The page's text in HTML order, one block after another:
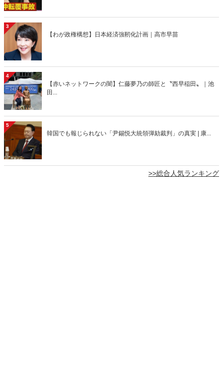
3
【わが政権構想】日本経済強靭化計画｜高市早苗
4
【赤いネットワークの闇】仁藤夢乃の師匠と〝西早稲田〟｜池
田...
5
韓国でも報じられない「尹錫悦大統領弾劾裁判」の真実 | 康...
>>総合人気ランキング